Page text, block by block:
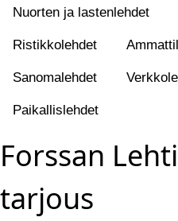
Nuorten ja lastenlehdet
Ristikkolehdet
Sanomalehdet
Paikallislehdet
Forssan
tarjous